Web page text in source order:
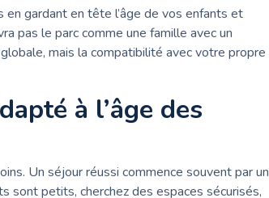
en gardant en tête l’âge de vos enfants et
pas le parc comme une famille avec un
mais la compatibilité avec votre propre
à l’âge des
Un séjour réussi commence souvent par un
sont petits, cherchez des espaces sécurisés,